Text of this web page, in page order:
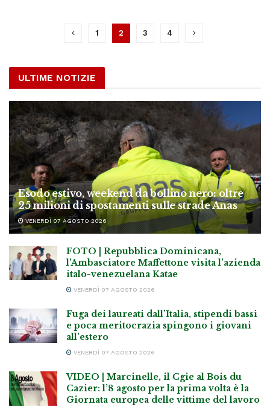
1 2 3 4
ULTIME NOTIZIE
Esodo estivo, weekend da bollino nero: oltre
25 milioni di spostamenti sulle strade Anas
VENERDÌ 07 AGOSTO 2026
FOTO | Repubblica Dominicana,
l’Ambasciatore Maffettone visita l’azienda
italo-venezuelana Katae
VENERDÌ 07 AGOSTO 2026
Fuga dei laureati dall’Italia, stipendi bassi
e poca meritocrazia spingono i giovani
all’estero
VENERDÌ 07 AGOSTO 2026
VIDEO | Marcinelle, il Cgie al Bois du
Cazier: l’8 agosto per la prima volta è la
Giornata europea delle vittime del lavoro